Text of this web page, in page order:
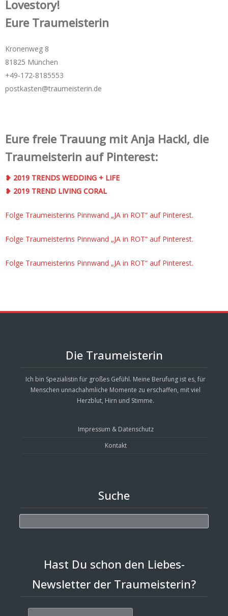
Lovestory!
Eure Traumeisterin
Kronenweg 8
81825 München
+49-172-­8185553
postkasten@traumeisterin.de
Eure freie Trauung mit Anja Hackl, die
Traumeisterin auf Pinterest:
❥ 2019 TRENDS WEDDING + LIFE
❥ 2019 TREND LIVING CORAL
Folge Traumeisterins Pinnwand „JA in ROT“ auf Pinterest.
Folge Traumeisterins Pinnwand „JA in ROT“ auf Pinterest.
Folge Traumeisterins Pinnwand „JA in ROT“ auf Pinterest.
Die Traumeisterin
Ich bin Spezialistin für großes Gefühl. Meine Berufung ist es, für
Menschen unnachahmliche Momente zu erschaffen, mit viel
Herzblut, Hirn und Stimme.
Impressum & Datenschutz
Kontakt
Suche
Hast Du schon den Liebes-
Newsletter der Traumeisterin?